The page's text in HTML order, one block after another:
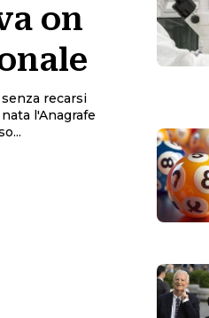
on
recarsi
l'Anagrafe
passo...